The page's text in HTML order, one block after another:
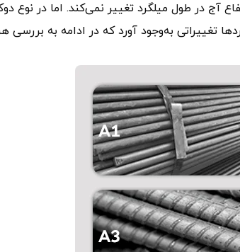
در طول میلگرد تغییر نمی‌کند. اما در نوع
تغییراتی به‌وجود آورد که در ادامه به بررسی